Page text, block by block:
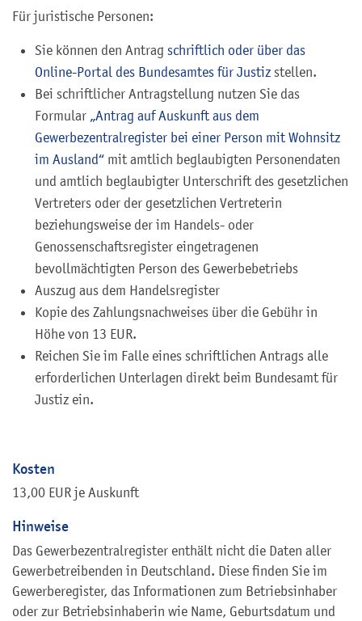
Für juristische Personen:
Sie können den Antrag schriftlich oder über das
Online-Portal des Bundesamtes für Justiz stellen.
Bei schriftlicher Antragstellung nutzen Sie das
Formular „Antrag auf Auskunft aus dem
Gewerbezentralregister bei einer Person mit Wohnsitz
im Ausland“ mit amtlich beglaubigten Personendaten
und amtlich beglaubigter Unterschrift des gesetzlichen
Vertreters oder der gesetzlichen Vertreterin
beziehungsweise der im Handels- oder
Genossenschaftsregister eingetragenen
bevollmächtigten Person des Gewerbebetriebs
Auszug aus dem Handelsregister
Kopie des Zahlungsnachweises über die Gebühr in
Höhe von 13 EUR.
Reichen Sie im Falle eines schriftlichen Antrags alle
erforderlichen Unterlagen direkt beim Bundesamt für
Justiz ein.
Kosten
13,00 EUR je Auskunft
Hinweise
Das Gewerbezentralregister enthält nicht die Daten aller
Gewerbetreibenden in Deutschland. Diese finden Sie im
Gewerberegister, das Informationen zum Betriebsinhaber
oder zur Betriebsinhaberin wie Name, Geburtsdatum und